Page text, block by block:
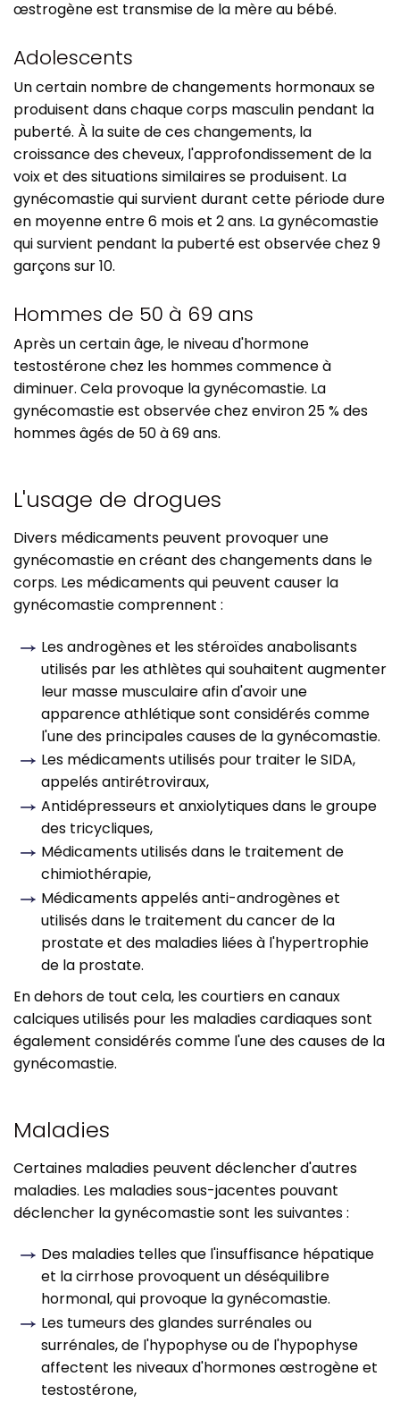
œstrogène est transmise de la mère au bébé.
Adolescents
Un certain nombre de changements hormonaux se
produisent dans chaque corps masculin pendant la
puberté. À la suite de ces changements, la
croissance des cheveux, l'approfondissement de la
voix et des situations similaires se produisent. La
gynécomastie qui survient durant cette période dure
en moyenne entre 6 mois et 2 ans. La gynécomastie
qui survient pendant la puberté est observée chez 9
garçons sur 10.
Hommes de 50 à 69 ans
Après un certain âge, le niveau d'hormone
testostérone chez les hommes commence à
diminuer. Cela provoque la gynécomastie. La
gynécomastie est observée chez environ 25 % des
hommes âgés de 50 à 69 ans.
L'usage de drogues
Divers médicaments peuvent provoquer une
gynécomastie en créant des changements dans le
corps. Les médicaments qui peuvent causer la
gynécomastie comprennent :
Les androgènes et les stéroïdes anabolisants
utilisés par les athlètes qui souhaitent augmenter
leur masse musculaire afin d'avoir une
apparence athlétique sont considérés comme
l'une des principales causes de la gynécomastie.
Les médicaments utilisés pour traiter le SIDA,
appelés antirétroviraux,
Antidépresseurs et anxiolytiques dans le groupe
des tricycliques,
Médicaments utilisés dans le traitement de
chimiothérapie,
Médicaments appelés anti-androgènes et
utilisés dans le traitement du cancer de la
prostate et des maladies liées à l'hypertrophie
de la prostate.
En dehors de tout cela, les courtiers en canaux
calciques utilisés pour les maladies cardiaques sont
également considérés comme l'une des causes de la
gynécomastie.
Maladies
Certaines maladies peuvent déclencher d'autres
maladies. Les maladies sous-jacentes pouvant
déclencher la gynécomastie sont les suivantes :
Des maladies telles que l'insuffisance hépatique
et la cirrhose provoquent un déséquilibre
hormonal, qui provoque la gynécomastie.
Les tumeurs des glandes surrénales ou
surrénales, de l'hypophyse ou de l'hypophyse
affectent les niveaux d'hormones œstrogène et
testostérone,